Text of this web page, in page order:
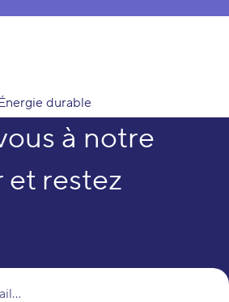
durable
à notre
restez